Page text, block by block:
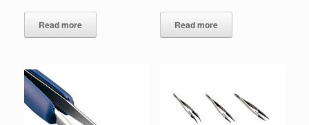
Read more Read more